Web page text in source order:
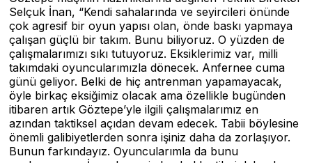
Selçuk İnan, “Kendi sahalarında ve seyircileri önünde
çok agresif bir oyun yapısı olan, önde baskı yapmaya
çalışan güçlü bir takım. Bunu biliyoruz. O yüzden de
çalışmalarımızı sıkı tutuyoruz. Eksiklerimiz var, milli
takımdaki oyuncularımızla dönecek. Anfernee cuma
günü geliyor. Belki de hiç antrenman yapamayacak,
öyle birkaç eksiğimiz olacak ama özellikle bugünden
itibaren artık Göztepe’yle ilgili çalışmalarımız en
azından taktiksel açıdan devam edecek. Tabii böylesine
önemli galibiyetlerden sonra işiniz daha da zorlaşıyor.
Bunun farkındayız. Oyuncularımla da bunu